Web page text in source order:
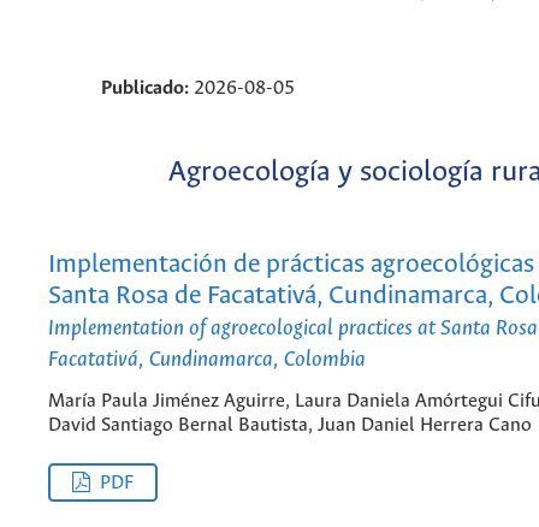
Publicado: 2026-08-05
Agroecología y sociología
Implementación de prácticas
Santa Rosa de Facatativá, Cundinamarca,
Implementation of agroecological practices at Santa
Facatativá, Cundinamarca, Colombia
María Paula Jiménez Aguirre, Laura Daniela Amórtegui
David Santiago Bernal Bautista, Juan Daniel Herrera Cano
PDF